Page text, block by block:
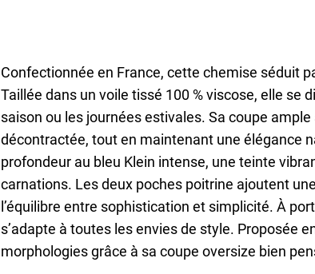
Confectionnée en France, cette chemise séduit
Taillée dans un voile tissé 100 % viscose, elle se
saison ou les journées estivales. Sa coupe
décontractée, tout en maintenant une élégance
profondeur au bleu Klein intense, une teinte
carnations. Les deux poches poitrine ajoutent
l’équilibre entre sophistication et simplicité. À
s’adapte à toutes les envies de style. Proposée
morphologies grâce à sa coupe oversize bien